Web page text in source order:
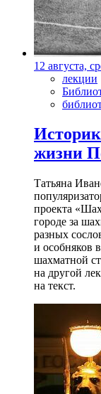
12 августа,
лекции
жизни
Татьяна
проекта
городе за
разных
и особняков
шахматной
на другой
на текст.